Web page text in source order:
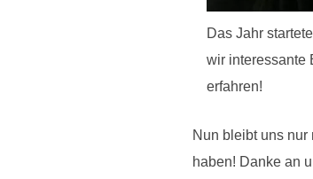
Das Jahr
wir interessante
erfahren!
Nun bleibt uns
haben! Danke an